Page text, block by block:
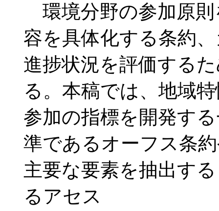
環境分野の参加原
容を具体化する条約
進捗状況を評価する
る。本稿では、地域
参加の指標を開発す
準であるオーフス条
主要な要素を抽出す
るアセス